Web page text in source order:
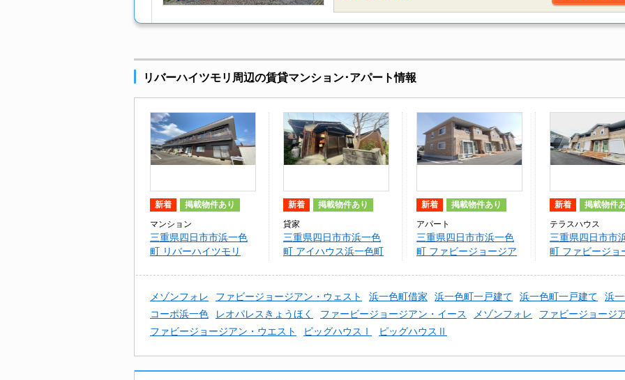
リバーハイツモリ周辺の賃貸マンション･アパート情報
新着 掲載物件あり
マンション
三重県四日市市浜一色
町 リバーハイツモリ
新着 掲載物件あり
貸家
三重県四日市市浜一色
町 アイハウス浜一色町
新着 掲載物件あり
アパート
三重県四日市市浜一色
町 ファビージョージア
新着 掲載物件
テラスハウス
三重県四日市市
町 ファビージョ
メゾンフォレ ファビージョージアン・ウェスト 浜一色町借家 浜一色町一戸建て 浜一色町一戸建て 浜
コーポ浜一色
レオパレスきょうほく ファービージョージアン・イース メゾンフォレ
ファビージョージ
ファビージョージアン・ウエスト
ピッグハウスⅠ ピッグハウスⅡ